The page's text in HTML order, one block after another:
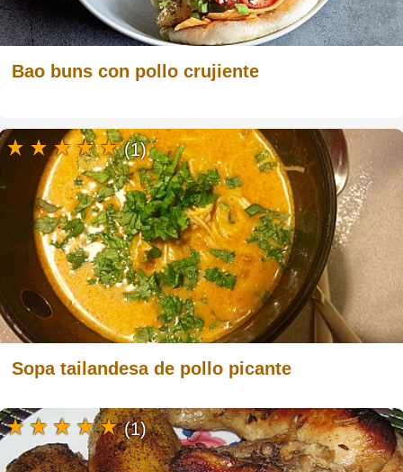
Bao buns con pollo crujiente
Sopa tailandesa de pollo picante
(1)
(1)